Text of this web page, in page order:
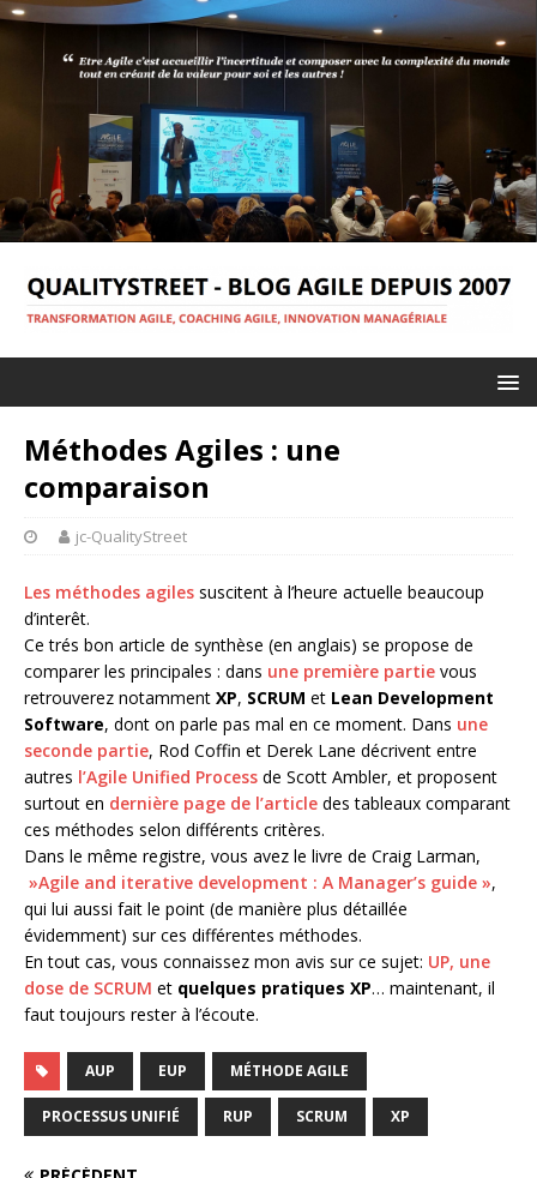
Méthodes Agiles : une
comparaison
jc-QualityStreet
Les méthodes agiles suscitent à l’heure actuelle beaucoup
d’interêt.
Ce trés bon article de synthèse (en anglais) se propose de
comparer les principales : dans une première partie vous
retrouverez notamment XP, SCRUM et Lean Development
Software, dont on parle pas mal en ce moment. Dans une
seconde partie, Rod Coffin et Derek Lane décrivent entre
autres l’Agile Unified Process de Scott Ambler, et proposent
surtout en dernière page de l’article des tableaux comparant
ces méthodes selon différents critères.
Dans le même registre, vous avez le livre de Craig Larman,
»Agile and iterative development : A Manager’s guide »,
qui lui aussi fait le point (de manière plus détaillée
évidemment) sur ces différentes méthodes.
En tout cas, vous connaissez mon avis sur ce sujet: UP, une
dose de SCRUM et quelques pratiques XP… maintenant, il
faut toujours rester à l’écoute.
AUP EUP MÉTHODE AGILE
PROCESSUS UNIFIÉ RUP SCRUM XP